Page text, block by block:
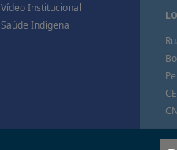
Vídeo Institucional
Saúde Indígena